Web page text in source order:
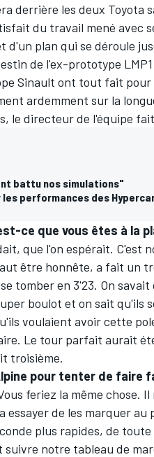
derrière les deux Toyota
du travail mené avec
d'un plan qui se déroule
de l'ex-prototype
Sinault ont tout fait
ardemment sur la
le directeur de l'équipe
battu nos simulations"
performances des
ce que vous êtes à la
que l'on espérait. C'est
être honnête, a fait un
tomber en 3'23. On
boulot et on sait qu'ils
voulaient avoir cette
Le tour parfait aurait
troisième.
pour tenter de faire
feriez la même chose.
de les marquer au
plus rapides, de
notre tableau de